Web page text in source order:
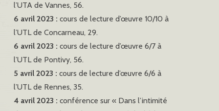
l’UTA de Vannes, 56.
6 avril 2023 : cours de lecture d’œuvre 10/10 à
l’UTL de Concarneau, 29.
6 avril 2023 : cours de lecture d’œuvre 6/7 à
l’UTL de Pontivy, 56.
5 avril 2023 : cours de lecture d’œuvre 6/6 à
l’UTL de Rennes, 35.
4 avril 2023 : conférence sur « Dans l’intimité